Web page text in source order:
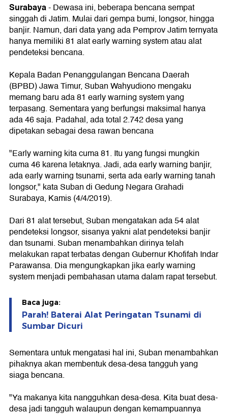
Surabaya-Dewasa ini, beberapa bencana sempat
singgah di Jatim. Mulai dari gempa bumi, longsor, hingga
banjir. Namun, dari data yang ada Pemprov Jatim ternyata
hanya memiliki 81 alat early warning system atau alat
pendeteksi bencana.
Kepala Badan Penanggulangan Bencana Daerah
(BPBD) Jawa Timur, Suban Wahyudiono mengaku
memang baru ada 81 early warning system yang
terpasang. Sementara yang berfungsi maksimal hanya
ada 46 saja. Padahal, ada total 2.742 desa yang
dipetakan sebagai desa rawan bencana
"Early warning kita cuma 81. Itu yang fungsi mungkin
cuma 46 karena letaknya. Jadi, ada early warning banjir,
ada early warning tsunami, serta ada early warning tanah
longsor," kata Suban di Gedung Negara Grahadi
Surabaya, Kamis (4/4/2019).
Dari 81 alat tersebut, Suban mengatakan ada 54 alat
pendeteksi longsor, sisanya yakni alat pendeteksi banjir
dan tsunami. Suban menambahkan dirinya telah
melakukan rapat terbatas dengan Gubernur Khofifah Indar
Parawansa. Dia mengungkapkan jika early warning
system menjadi pembahasan utama dalam rapat tersebut.
Baca juga:
Parah! Baterai Alat Peringatan Tsunami di
Sumbar Dicuri
Sementara untuk mengatasi hal ini, Suban menambahkan
pihaknya akan membentuk desa-desa tangguh yang
siaga bencana.
"Ya makanya kita nangguhkan desa-desa. Kita buat desa-
desa jadi tangguh walaupun dengan kemampuannya